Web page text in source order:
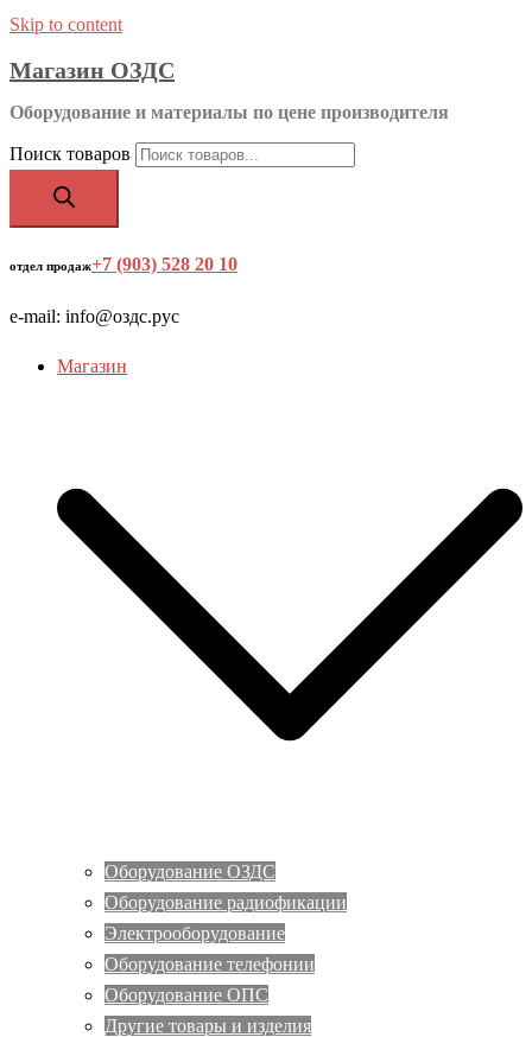
Skip to content
Магазин ОЗДС
Оборудование и материалы по цене производителя
Поиск товаров
отдел продаж+7 (903) 528 20 10
e-mail: info@оздс.рус
Магазин
Оборудование ОЗДС
Оборудование радиофикации
Электрооборудование
Оборудование телефонии
Оборудование ОПС
Другие товары и изделия